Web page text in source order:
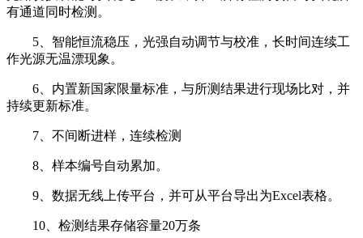
有通道同时检测。
5、智能恒流稳压，光强自动调节与校准，长时间连续工
作光源无温漂现象。
6、内置新国家限量标准，与所测结果进行现场比对，并
持续更新标准。
7、不间断进样，连续检测
8、样本编号自动累加。
9、数据无线上传平台，并可从平台导出为Excel表格。
10、检测结果存储容量20万条